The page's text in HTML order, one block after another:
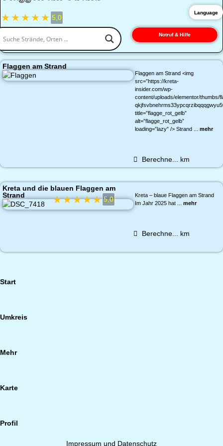
Notruf & Hilfe
★★★★★ 5,0
Flaggen am Strand
Flaggen am Strand <img
src=”https://kreta-
insider.com/wp-
content/uploads/elementor/thumbs/
title=”flagge_rot_gelb”
alt=”flagge_rot_gelb”
loading=”lazy” /> Strand ... mehr
Berechne... km
Kreta und die blauen Flaggen am
Strand
★★★★★ 5,0
Kreta – blaue Flaggen am Strand
Im Jahr 2025 hat ... mehr
Berechne... km
Start
Umkreis
Mehr
Karte
Profil
Impressum und Datenschutz
Language